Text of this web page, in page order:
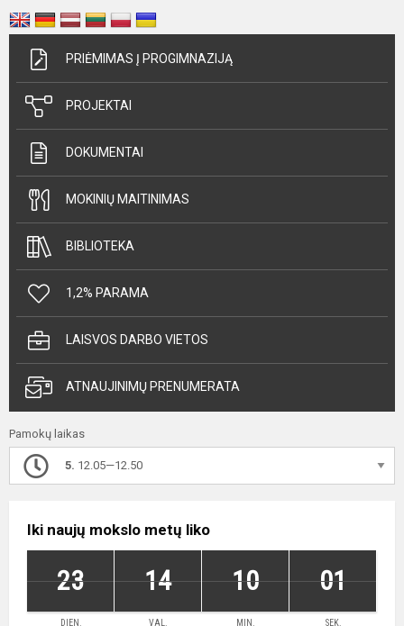
PRIĖMIMAS Į PROGIMNAZIJĄ
PROJEKTAI
DOKUMENTAI
MOKINIŲ MAITINIMAS
BIBLIOTEKA
1,2% PARAMA
LAISVOS DARBO VIETOS
ATNAUJINIMŲ PRENUMERATA
Pamokų laikas
5. 12.05—12.50
Iki naujų mokslo metų liko
23 14 10 01
DIEN. VAL. MIN. SEK.